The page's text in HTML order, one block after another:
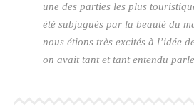
une des parties les plus
été subjugués par la beauté du
nous étions très excités à l’idée
on avait tant et tant entendu